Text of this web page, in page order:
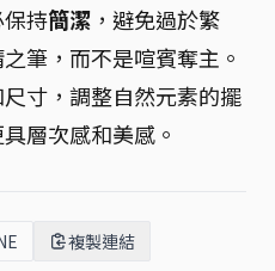
持簡潔 ，避免過於繁
筆，而不是喧賓奪主。
寸，調整自然元素的擺
層次感和美感。
複製連結